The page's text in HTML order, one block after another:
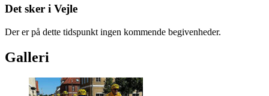
Det sker i Vejle
Der er på dette tidspunkt ingen kommende begivenheder.
Galleri